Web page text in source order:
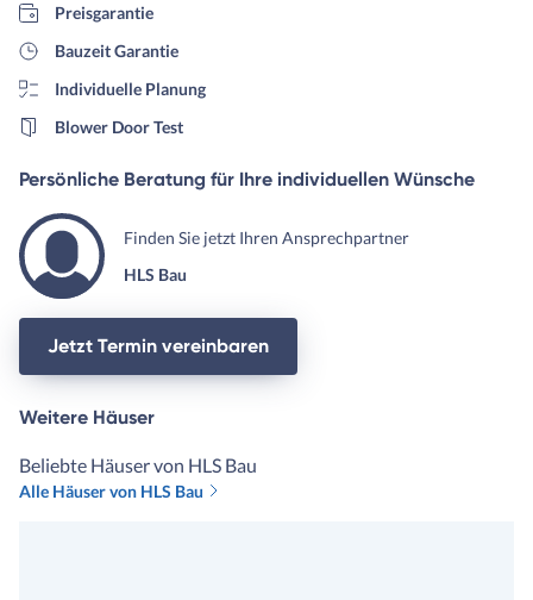
Preisgarantie
Bauzeit Garantie
Individuelle Planung
Blower Door Test
Persönliche Beratung für Ihre individuellen Wünsche
Finden Sie jetzt Ihren Ansprechpartner
HLS Bau
Jetzt Termin vereinbaren
Weitere Häuser
Beliebte Häuser von HLS Bau
Alle Häuser von HLS Bau